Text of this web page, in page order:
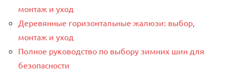
монтаж и уход
Деревянные горизонтальные жалюзи: выбор,
монтаж и уход
Полное руководство по выбору зимних шин для
безопасности